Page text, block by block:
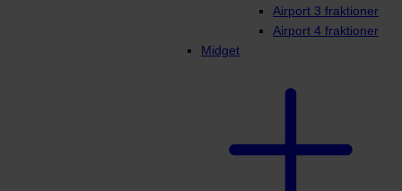
Airport 3 fraktioner
Airport 4 fraktioner
Midget